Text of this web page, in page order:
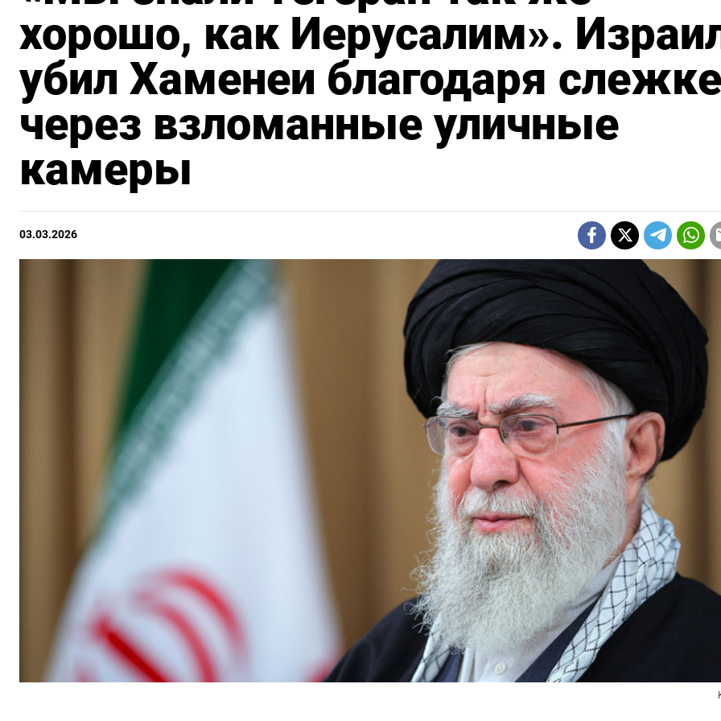
хорошо, как Иерусалим».
убил Хаменеи благодаря слежке
через взломанные уличные
камеры
03.03.2026